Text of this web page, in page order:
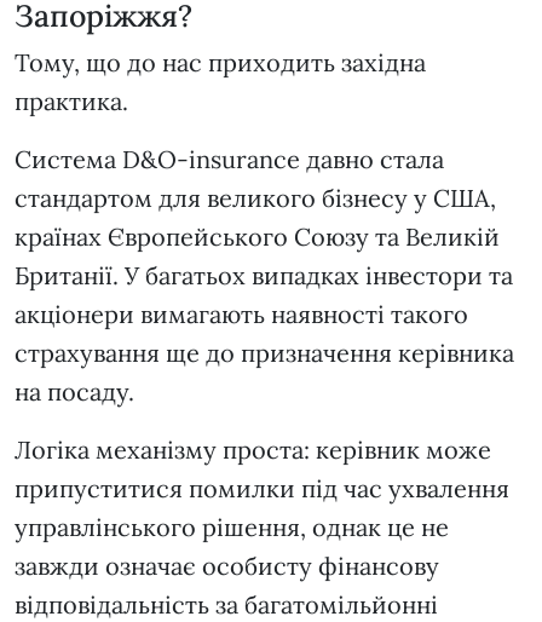
Запоріжжя?
Тому, що до нас приходить західна
практика.
Система D&O-insurance давно стала
стандартом для великого бізнесу у США,
країнах Європейського Союзу та Великій
Британії. У багатьох випадках інвестори та
акціонери вимагають наявності такого
страхування ще до призначення керівника
на посаду.
Логіка механізму проста: керівник може
припуститися помилки під час ухвалення
управлінського рішення, однак це не
завжди означає особисту фінансову
відповідальність за багатомільйонні